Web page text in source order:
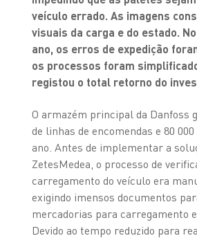
veículo errado. As imagens
visuais da carga e do estado.
ano, os erros de expedição
os processos foram
registou o total retorno do
O armazém principal da Danfoss
de linhas de encomendas e 80
ano. Antes de implementar a
ZetesMedea, o processo de
carregamento do veículo era
exigindo imensos documentos
mercadorias para carregamento
Devido ao tempo reduzido para